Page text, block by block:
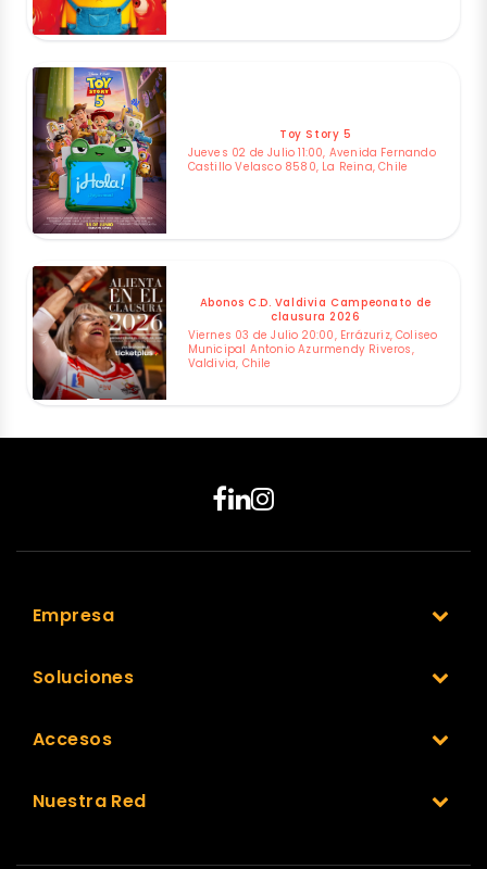
Toy Story 5
Jueves 02 de Julio 11:00, Avenida Fernando
Castillo Velasco 8580, La Reina, Chile
Abonos C.D. Valdivia Campeonato de
clausura 2026
Viernes 03 de Julio 20:00, Errázuriz, Coliseo
Municipal Antonio Azurmendy Riveros,
Valdivia, Chile
Empresa
Soluciones
Accesos
Nuestra Red